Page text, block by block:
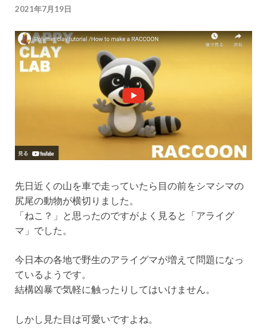
2021年7月19日
先日近くの山を車で走っていたら目の前をシマシマの
尻尾の動物が横切りました。
「ねこ？」と思ったのですがよく見ると「アライグ
マ」でした。
今日本の各地で野生のアライグマが増えて問題になっ
ているようです。
結構凶暴で気軽に触ったりしてはいけません。
しかし見た目は可愛いですよね。